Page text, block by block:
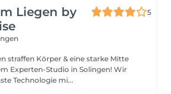
Liegen by
5
straffen Körper & eine starke Mitte
Experten-Studio in Solingen! Wir
Technologie mi...